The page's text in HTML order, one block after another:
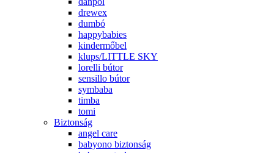
drewex
dumbó
happybabies
kindermőbel
klups/LITTLE SKY
lorelli bútor
sensillo bútor
symbaba
timba
tomi
Biztonság
angel care
babyono biztonság